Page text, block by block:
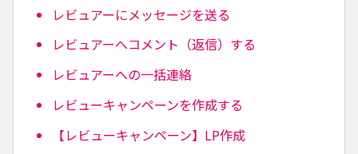
レビュアーにメッセージを送る
レビュアーへコメント（返信）する
レビュアーへの一括連絡
レビューキャンペーンを作成する
【レビューキャンペーン】LP作成